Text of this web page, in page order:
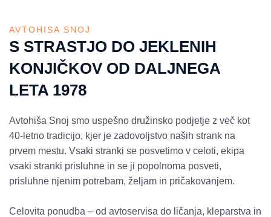
AVTOHISA SNOJ
S STRASTJO DO JEKLENIH
KONJIČKOV OD DALJNEGA
LETA 1978
Avtohiša Snoj smo uspešno družinsko podjetje z več kot
40-letno tradicijo, kjer je zadovoljstvo naših strank na
prvem mestu. Vsaki stranki se posvetimo v celoti, ekipa
vsaki stranki prisluhne in se ji popolnoma posveti,
prisluhne njenim potrebam, željam in pričakovanjem.
Celovita ponudba – od avtoservisa do ličanja, kleparstva in